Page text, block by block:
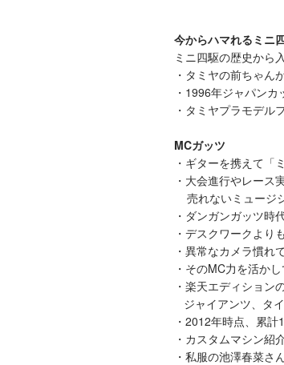
今からハマれるミニ
ミニ四駆の歴史から
・タミヤの前ちゃん
・1996年ジャパン
・タミヤプラモデル
MCガッツ
・ギターを携えて「
・大会進行やレース
売れないミュージ
・ダンガンガッツ時
・デスクワークより
・異常なカメラ慣れ
・そのMC力を活か
・楽天エディション
ジャイアンツ、タ
・2012年時点、累
・カスタムマシン紹
・私服の池澤春菜さ